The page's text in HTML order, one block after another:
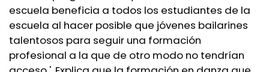
escuela beneficia a todos los estudiantes de la
escuela al hacer posible que jóvenes bailarines
talentosos para seguir una formación
profesional a la que de otro modo no tendrían